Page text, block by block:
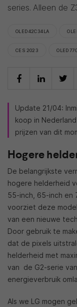
series. Alleen de
OLED42C34LA
CES 2023
Update 21/04:
koop in
prijzen van dit
Hogere
De belangrijkste
hogere helderheid
55-inch, 65-inch en
voorziet deze
van een nieuwe
Door gebruik te
dat de pixels
helderheid met
van de G2-serie
energieverbruik
Als we LG mogen